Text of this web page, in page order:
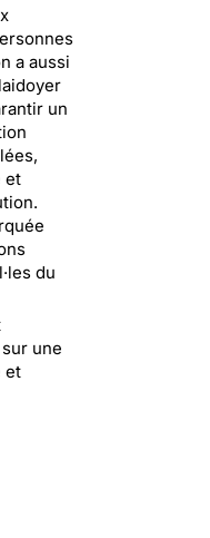
a aussi
un
et
du
une
et